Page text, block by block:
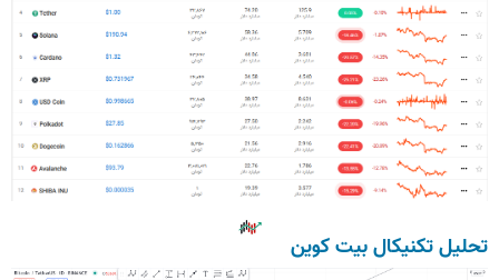
تحلیل تکنیکال بیت کوین